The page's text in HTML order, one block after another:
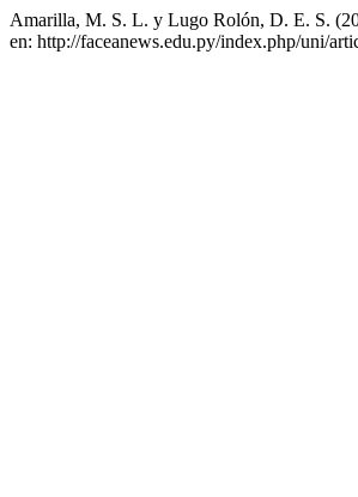
Amarilla, M. S. L. y Lugo Rolón, D. E. S.
en: http://faceanews.edu.py/index.php/uni/